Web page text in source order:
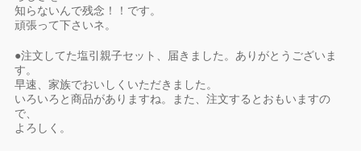
知らないんで残念！！です。
頑張って下さいネ。
●注文してた塩引親子セット、届きました。ありがとうございま
す。
早速、家族でおいしくいただきました。
いろいろと商品がありますね。また、注文するとおもいますの
で、
よろしく。